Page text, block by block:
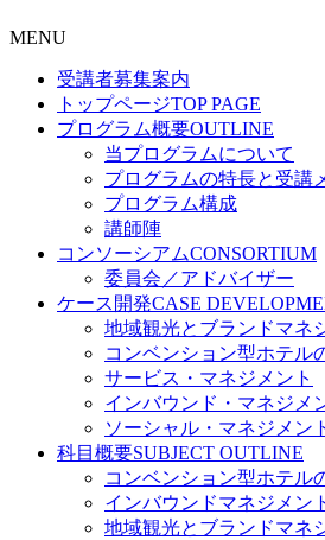
MENU
受講者募集案内
トップページTOP PAGE
プログラム概要OUTLINE
当プログラムについて
プログラムの特長と受講
プログラム構成
講師陣
コンソーシアムCONSORTIUM
委員会／アドバイザー
ケース開発CASE
地域観光とブランドマネ
コンベンション型ホテル
サービス・マネジメント
インバウンド・マネジメ
ソーシャル・マネジメン
科目概要SUBJECT OUTLINE
コンベンション型ホテル
インバウンドマネジメン
地域観光とブランドマネ